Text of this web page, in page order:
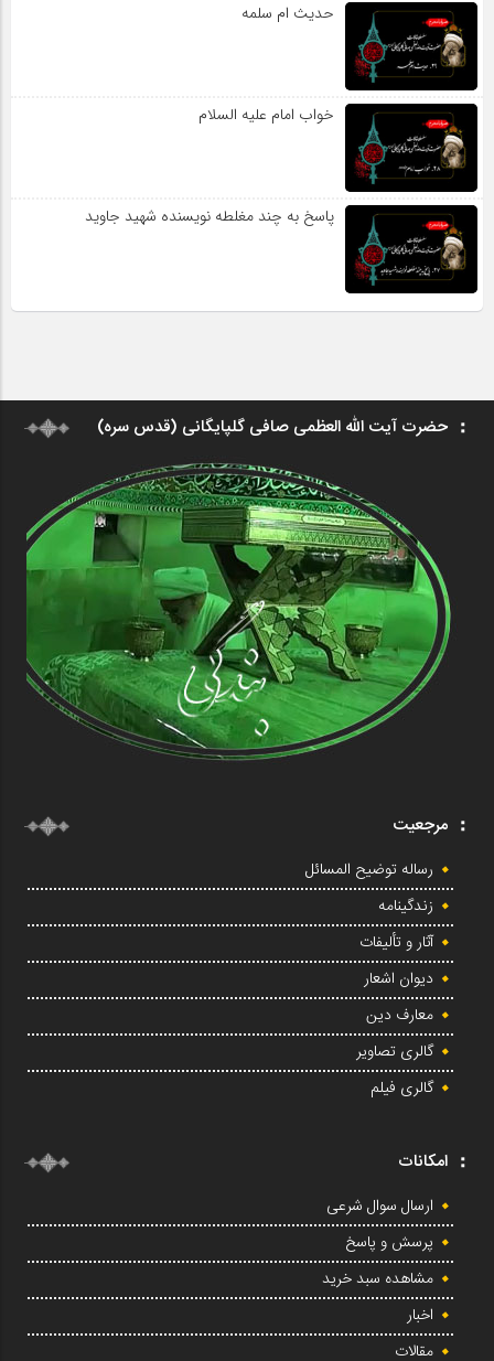
حدیث ام سلمه
خواب امام علیه السلام
پاسخ به چند مغلطه نویسنده شهید جاوید
حضرت آیت الله العظمی صافی گلپایگانی (قدس سره)
مرجعیت
رساله توضیح المسائل
زندگینامه
آثار و تألیفات
دیوان اشعار
معارف دین
گالری تصاویر
گالری فیلم
امکانات
ارسال سوال شرعی
پرسش و پاسخ
مشاهده سبد خرید
اخبار
مقالات